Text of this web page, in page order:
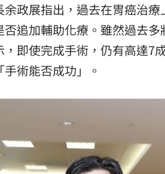
費吃！ 12:07
：沒撤案 12:02
重傷昏迷 12:01
政展指出，過去在胃癌治療
追加輔助化療。雖然過去
即使完成手術，仍有高達7
術能否成功」。